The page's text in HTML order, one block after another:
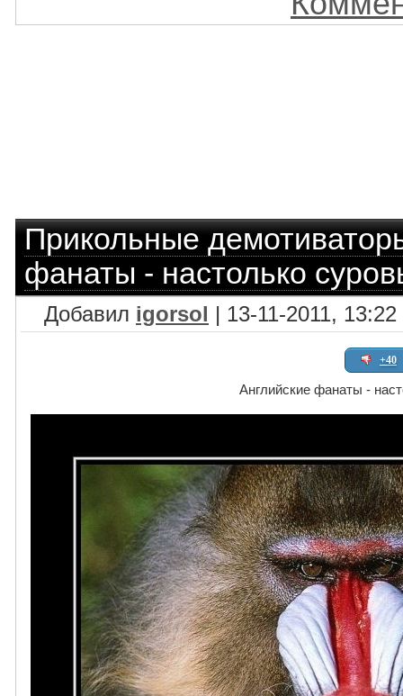
Прикольные
фанаты - настолько
Добавил igorsol | 13-11-2011, 13:22
+40
Английские фанаты -